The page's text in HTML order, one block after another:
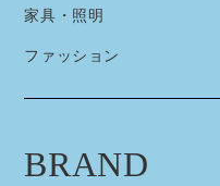
家具・照明
ファッション
BRAND